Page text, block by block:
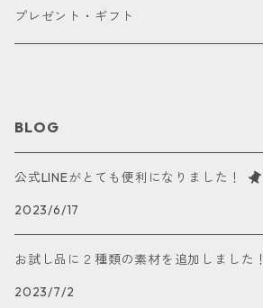
ネームタグ
ボールケース
グリーンマーカー
ブラック
オレンジ
ピンク
種類で探す
ユーティリティー用
プレゼント・ギフト
BLOG
公式LINEがとても便利になりました！
2023/6/17
お試し品に２種類の素材を追加しました！
2023/7/2